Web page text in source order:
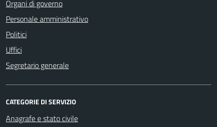
Organi di governo
Personale amministrativo
Politici
Uffici
Segretario generale
CATEGORIE DI SERVIZIO
Anagrafe e stato civile